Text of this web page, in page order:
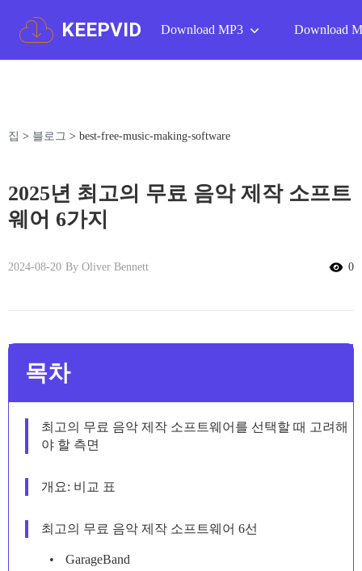
KEEPVID Download MP3 Download
집 > 블로그 > best-free-music-making-software
2025년 최고의 무료 음악 제작 소프트
웨어 6가지
2024-08-20 By Oliver Bennett 0
목차
최고의 무료 음악 제작 소프트웨어를 선택할 때 고려해
야 할 측면
개요: 비교 표
최고의 무료 음악 제작 소프트웨어 6선
GarageBand